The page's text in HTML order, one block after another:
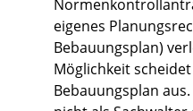
eigenes
Bebauungsplan)
Möglichkeit
Bebauungsplan